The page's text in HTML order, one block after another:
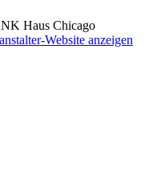
Haus Chicago
Website anzeigen